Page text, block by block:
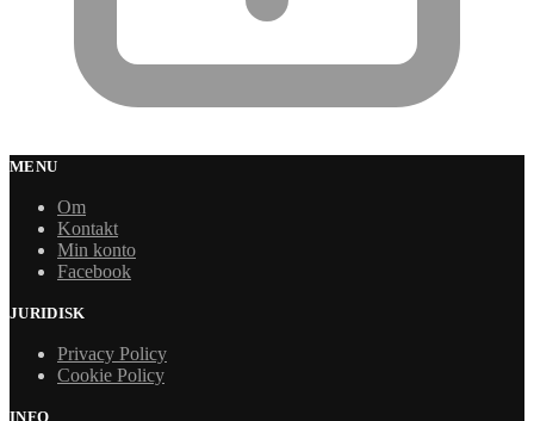
MENU
Om
Kontakt
Min konto
Facebook
JURIDISK
Privacy Policy
Cookie Policy
INFO